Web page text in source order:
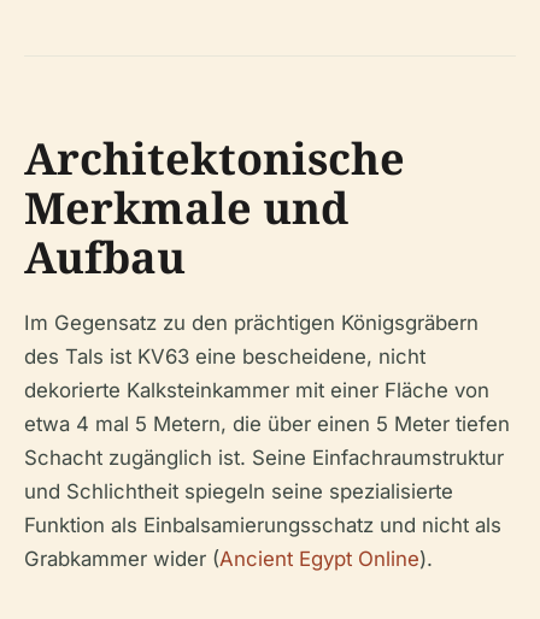
Architektonische
Merkmale und
Aufbau
Im Gegensatz zu den prächtigen Königsgräbern
des Tals ist KV63 eine bescheidene, nicht
dekorierte Kalksteinkammer mit einer Fläche von
etwa 4 mal 5 Metern, die über einen 5 Meter tiefen
Schacht zugänglich ist. Seine Einfachraumstruktur
und Schlichtheit spiegeln seine spezialisierte
Funktion als Einbalsamierungsschatz und nicht als
Grabkammer wider (Ancient Egypt Online).